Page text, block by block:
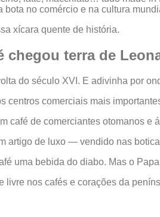
bota no comércio e na cultura
xícara quente de história.
chegou terra de
do século XVI. E adivinha por
centros comerciais mais
café de comerciantes otomanos e
artigo de luxo — vendido nas
uma bebida do diabo. Mas o
livre nos cafés e corações da